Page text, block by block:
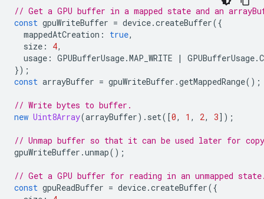
// Get a GPU buffer in a mapped state and an
const gpuWriteBuffer = device.createBuffer({
mappedAtCreation : true,
size : 4,
usage : GPUBufferUsage.MAP_WRITE | GPUBufferUsage.
});
const arrayBuffer = gpuWriteBuffer .getMappedRange();
// Write bytes to buffer.
new Uint8Array(arrayBuffer). set([0, 1 , 2, 3]);
// Unmap buffer so that it can be used later for
gpuWriteBuffer .unmap();
// Get a GPU buffer for reading in an unmapped
const gpuReadBuffer = device.createBuffer({